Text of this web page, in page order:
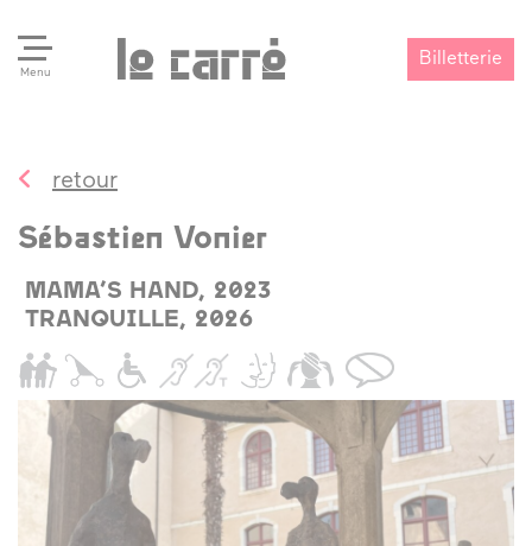
Menu
Billetterie
retour
Sébastien Vonier
MAMA’S HAND, 2023
TRANQUILLE, 2026